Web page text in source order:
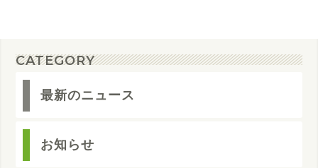
CATEGORY
最新のニュース
お知らせ
ジ
送